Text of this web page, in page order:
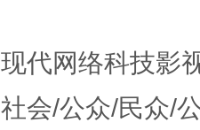
代网络科技影
会/公众/民众/